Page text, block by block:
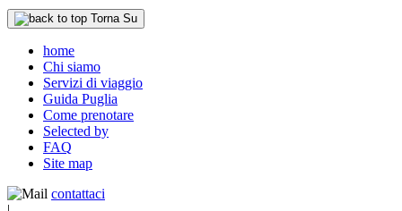
Torna Su
home
Chi siamo
Servizi di viaggio
Guida Puglia
Come prenotare
Selected by
FAQ
Site map
contattaci